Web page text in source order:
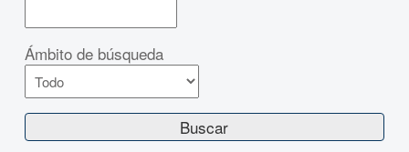
Ámbito de búsqueda